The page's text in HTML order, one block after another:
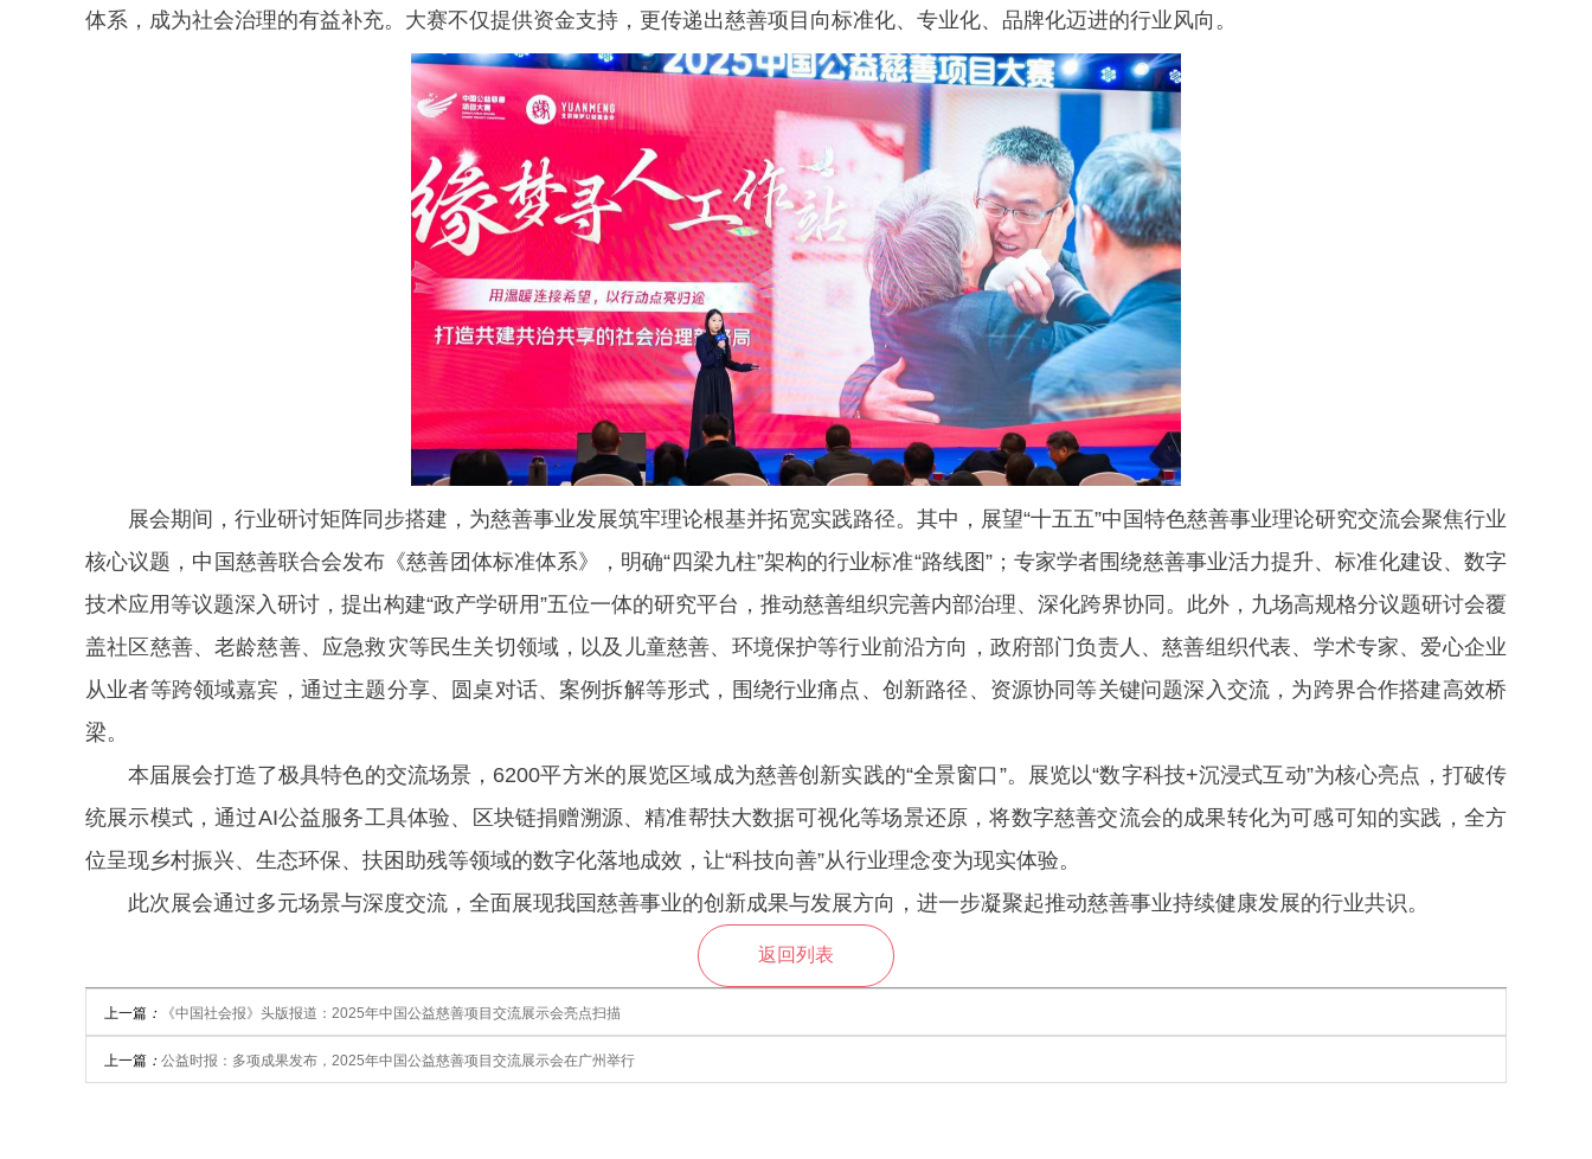
体系，成为社会治理的有益补充。大赛不仅提供资金支持，更传递出慈善项目向标准化、专业化、品牌化迈进的行业风向。
展会期间，行业研讨矩阵同步搭建，为慈善事业发展筑牢理论根基并拓宽实践路径。其中，展望“十五五”中国特色慈善事业理论研究交流会聚焦行业
核心议题，中国慈善联合会发布《慈善团体标准体系》，明确“四梁九柱”架构的行业标准“路线图”；专家学者围绕慈善事业活力提升、标准化建设、数字
技术应用等议题深入研讨，提出构建“政产学研用”五位一体的研究平台，推动慈善组织完善内部治理、深化跨界协同。此外，九场高规格分议题研讨会覆
盖社区慈善、老龄慈善、应急救灾等民生关切领域，以及儿童慈善、环境保护等行业前沿方向，政府部门负责人、慈善组织代表、学术专家、爱心企业
从业者等跨领域嘉宾，通过主题分享、圆桌对话、案例拆解等形式，围绕行业痛点、创新路径、资源协同等关键问题深入交流，为跨界合作搭建高效桥
梁。
本届展会打造了极具特色的交流场景，6200平方米的展览区域成为慈善创新实践的“全景窗口”。展览以“数字科技+沉浸式互动”为核心亮点，打破传
统展示模式，通过AI公益服务工具体验、区块链捐赠溯源、精准帮扶大数据可视化等场景还原，将数字慈善交流会的成果转化为可感可知的实践，全方
位呈现乡村振兴、生态环保、扶困助残等领域的数字化落地成效，让“科技向善”从行业理念变为现实体验。
此次展会通过多元场景与深度交流，全面展现我国慈善事业的创新成果与发展方向，进一步凝聚起推动慈善事业持续健康发展的行业共识。
返回列表
上一篇 ： 《中国社会报》头版报道：2025年中国公益慈善项目交流展示会亮点扫描
上一篇 ： 公益时报：多项成果发布，2025年中国公益慈善项目交流展示会在广州举行